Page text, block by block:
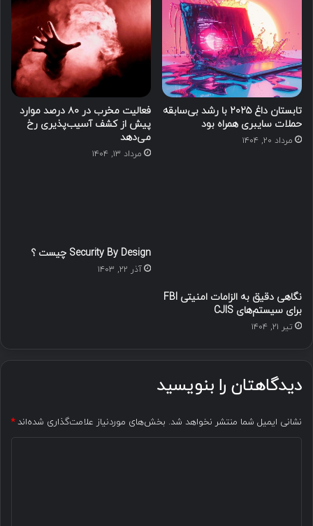
تابستان داغ ۲۰۲۵ با رشد بی‌سابقه
حملات سایبری همراه بود
مرداد ۲۰, ۱۴۰۴
فعالیت مخرب در ۸۰ درصد موارد
پیش از کشف آسیب‌پذیری‌ رخ
می‌دهد
مرداد ۱۳, ۱۴۰۴
نگاهی دقیق به الزامات امنیتی FBI
برای سیستم‌های CJIS
تیر ۲۱, ۱۴۰۴
Security By Design چیست ؟
آذر ۲۲, ۱۴۰۳
دیدگاهتان را بنویسید
نشانی ایمیل شما منتشر نخواهد شد. بخش‌های موردنیاز علامت‌گذاری شده‌اند*